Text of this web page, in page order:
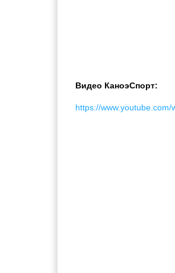
Видео КаноэСпорт:
https://